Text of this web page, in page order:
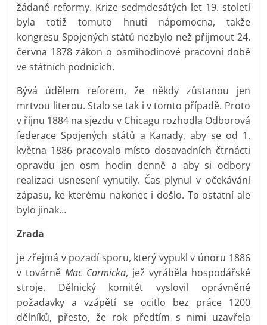
žádané reformy. Krize sedmdesátých let 19. století
byla totiž tomuto hnuti nápomocna, takže
kongresu Spojených států nezbylo než přijmout 24.
června 1878 zákon o osmihodinové pracovní době
ve státních podnicích.
Bývá údělem reforem, že někdy zůstanou jen
mrtvou literou. Stalo se tak i v tomto případě. Proto
v říjnu 1884 na sjezdu v Chicagu rozhodla Odborová
federace Spojených států a Kanady, aby se od 1.
května 1886 pracovalo místo dosavadních čtrnácti
opravdu jen osm hodin denně a aby si odbory
realizaci usnesení vynutily. Čas plynul v očekávání
zápasu, ke kterému nakonec i došlo. To ostatní ale
bylo jinak…
Zrada
je zřejmá v pozadí sporu, který vypukl v únoru 1886
v továrněMac Cormicka, jež vyráběla hospodářské
stroje. Dělnický komitét vyslovil oprávněné
požadavky a vzápětí se ocitlo bez práce 1200
dělníků, přesto, že rok předtím s nimi uzavřela